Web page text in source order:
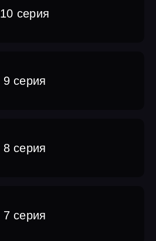
10 серия
9 серия
8 серия
7 серия